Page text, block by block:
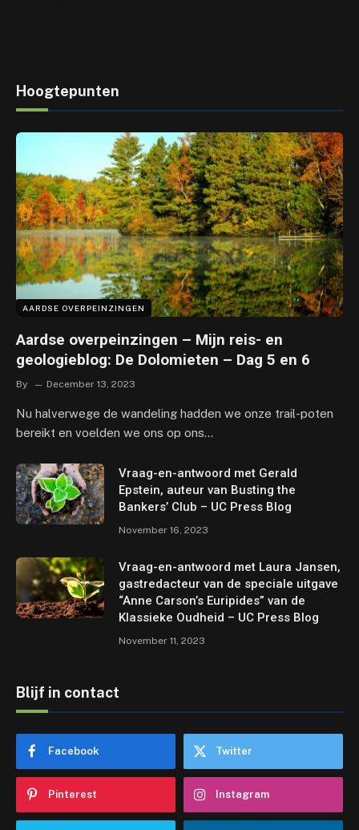
Hoogtepunten
AARDSE OVERPEINZINGEN
Aardse overpeinzingen – Mijn reis- en
geologieblog: De Dolomieten – Dag 5 en 6
By December 13, 2023
Nu halverwege de wandeling hadden we onze trail-poten
bereikt en voelden we ons op ons…
Vraag-en-antwoord met Gerald
Epstein, auteur van Busting the
Bankers’ Club – UC Press Blog
November 16, 2023
Vraag-en-antwoord met Laura Jansen,
gastredacteur van de speciale uitgave
“Anne Carson’s Euripides” van de
Klassieke Oudheid – UC Press Blog
November 11, 2023
Blijf in contact
Facebook Twitter
Pinterest Instagram